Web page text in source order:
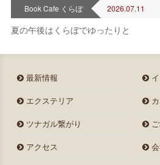
Book Cafe くらぼ 2026.07.11
夏の午後はくらぼでゆったりと
最新情報
イ
エクステリア
カ
ツナガル繋がり
ご
アクセス